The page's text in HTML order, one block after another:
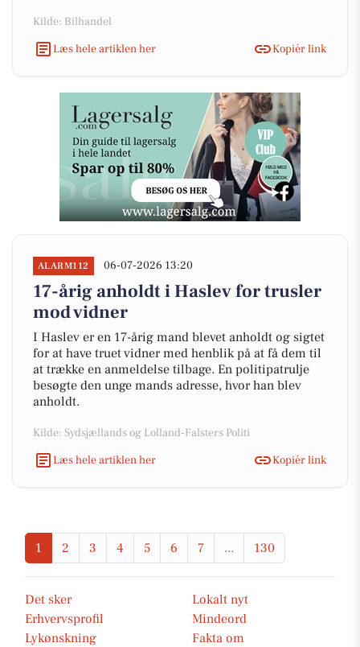
Kilde: Bilhandel
Læs hele artiklen her
Kopiér link
ALARM112 06-07-2026 13:20
17-årig anholdt i Haslev for trusler
mod vidner
I Haslev er en 17-årig mand blevet anholdt og sigtet
for at have truet vidner med henblik på at få dem til
at trække en anmeldelse tilbage. En politipatrulje
besøgte den unge mands adresse, hvor han blev
anholdt.
Kilde: Sydsjællands og Lolland-Falsters Politi
Læs hele artiklen her
Kopiér link
1 2 3 4 5 6 7 ... 130
Det sker
Lokalt nyt
Erhvervsprofil
Mindeord
Lykønskning
Fakta om